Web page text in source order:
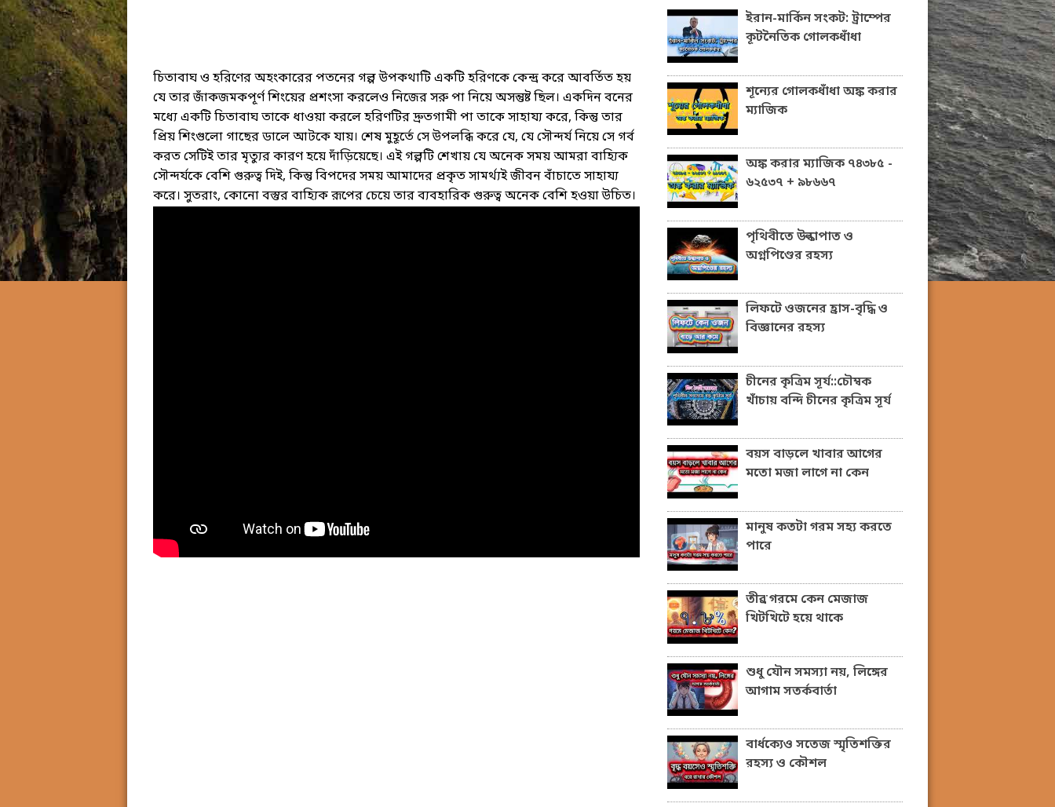
চিতাবাঘ ও হরিণের অহংকারের পতনের গল্প উপকথাটি একটি হরিণকে কেন্দ্র করে আবর্তিত হয়
যে তার জাঁকজমকপূর্ণ শিংয়ের প্রশংসা করলেও নিজের সরু পা নিয়ে অসন্তুষ্ট ছিল। একদিন বনের
মধ্যে একটি চিতাবাঘ তাকে ধাওয়া করলে হরিণটির দ্রুতগামী পা তাকে সাহায্য করে, কিন্তু তার
প্রিয় শিংগুলো গাছের ডালে আটকে যায়। শেষ মুহূর্তে সে উপলব্ধি করে যে, যে সৌন্দর্য নিয়ে সে গর্ব
করত সেটিই তার মৃত্যুর কারণ হয়ে দাঁড়িয়েছে। এই গল্পটি শেখায় যে অনেক সময় আমরা বাহ্যিক
সৌন্দর্যকে বেশি গুরুত্ব দিই, কিন্তু বিপদের সময় আমাদের প্রকৃত সামর্থ্যই জীবন বাঁচাতে সাহায্য
করে। সুতরাং, কোনো বস্তুর বাহ্যিক রূপের চেয়ে তার ব্যবহারিক গুরুত্ব অনেক বেশি হওয়া উচিত।
ইরান-মার্কিন সংকট: ট্রাম্পের
কূটনৈতিক গোলকধাঁধা
শূন্যের গোলকধাঁধা অঙ্ক করার
ম্যাজিক
অঙ্ক করার ম্যাজিক ৭৪৩৮৫ -
৬২৫৩৭ + ৯৮৬৬৭
পৃথিবীতে উল্কাপাত ও
অগ্নপিণ্ডের রহস্য
লিফটে ওজনের হ্রাস-বৃদ্ধি ও
বিজ্ঞানের রহস্য
চীনের কৃত্রিম সূর্য::চৌম্বক
খাঁচায় বন্দি চীনের কৃত্রিম সূর্য
বয়স বাড়লে খাবার আগের
মতো মজা লাগে না কেন
মানুষ কতটা গরম সহ্য করতে
পারে
তীব্র গরমে কেন মেজাজ
খিটখিটে হয়ে থাকে
শুধু যৌন সমস্যা নয়, লিঙ্গের
আগাম সতর্কবার্তা
বার্ধক্যেও সতেজ স্মৃতিশক্তির
রহস্য ও কৌশল